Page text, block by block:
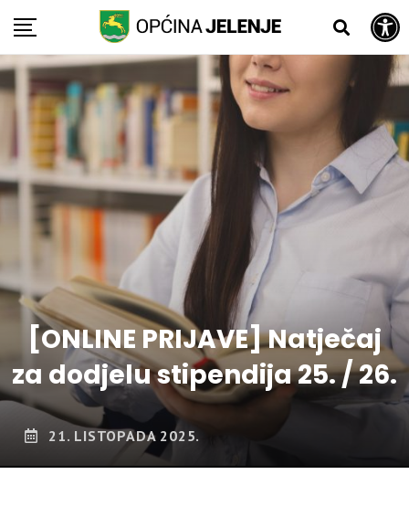
Open toolbar
Skip
content
[ONLINE PRIJAVE] Natječaj
za dodjelu stipendija 25. / 26.
21. LISTOPADA 2025.